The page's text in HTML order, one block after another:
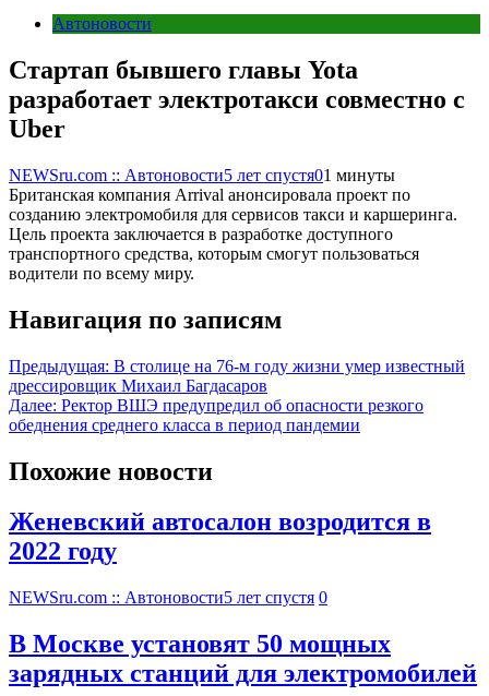
Автоновости
Стартап бывшего главы Yota
разработает электротакси совместно с
Uber
NEWSru.com :: Автоновости5 лет спустя01 минуты
Британская компания Arrival анонсировала проект по
созданию электромобиля для сервисов такси и каршеринга.
Цель проекта заключается в разработке доступного
транспортного средства, которым смогут пользоваться
водители по всему миру.
Навигация по записям
Предыдущая: В столице на 76-м году жизни умер известный
дрессировщик Михаил Багдасаров
Далее: Ректор ВШЭ предупредил об опасности резкого
обеднения среднего класса в период пандемии
Похожие новости
Женевский автосалон возродится в
2022 году
NEWSru.com :: Автоновости5 лет спустя 0
В Москве установят 50 мощных
зарядных станций для электромобилей